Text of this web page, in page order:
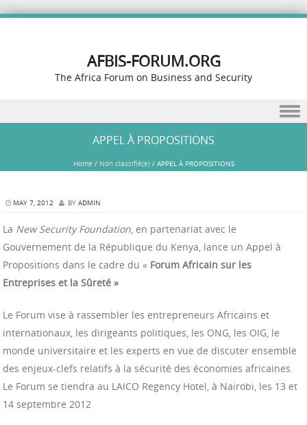
AFBIS-FORUM.ORG
The Africa Forum on Business and Security
APPEL À PROPOSITIONS
Home / Non classifié(e) /APPEL À PROPOSITIONS
MAY 7, 2012 BY ADMIN
La New Security Foundation, en partenariat avec le
Gouvernement de la République du Kenya, lance un Appel à
Propositions dans le cadre du « Forum Africain sur les
Entreprises et la Sûreté »
Le Forum vise à rassembler les entrepreneurs Africains et
internationaux, les dirigeants politiques, les ONG, les OIG, le
monde universitaire et les experts en vue de discuter ensemble
des enjeux-clefs relatifs à la sécurité des économies africaines.
Le Forum se tiendra au LAICO Regency Hotel, à Nairobi, les 13 et
14 septembre 2012